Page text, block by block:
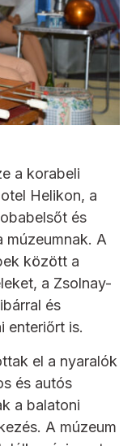
a korabeli
Helikon, a
és
múzeumnak. A
között a
a Zsolnay-
és
enteriőrt is.
el a nyaralók
és autós
a balatoni
A múzeum